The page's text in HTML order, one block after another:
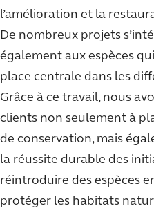
l’amélioration et la
De nombreux projets
également aux espèces
place centrale dans les
Grâce à ce travail, nous
clients non seulement à
de conservation, mais
la réussite durable des
réintroduire des espèces
protéger les habitats